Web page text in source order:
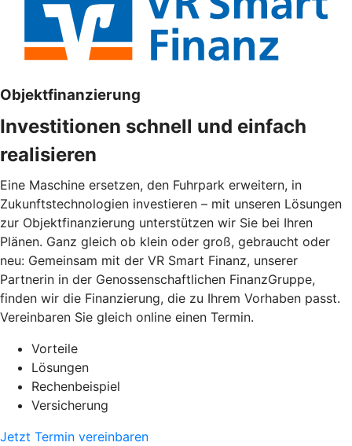
Objektfinanzierung
Investitionen schnell und einfach
realisieren
Eine Maschine ersetzen, den Fuhrpark erweitern, in
Zukunftstechnologien investieren – mit unseren Lösungen
zur Objektfinanzierung unterstützen wir Sie bei Ihren
Plänen. Ganz gleich ob klein oder groß, gebraucht oder
neu: Gemeinsam mit der VR Smart Finanz, unserer
Partnerin in der Genossenschaftlichen FinanzGruppe,
finden wir die Finanzierung, die zu Ihrem Vorhaben passt.
Vereinbaren Sie gleich online einen Termin.
Vorteile
Lösungen
Rechenbeispiel
Versicherung
Jetzt Termin vereinbaren